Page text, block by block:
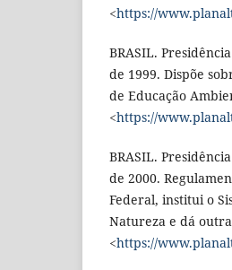
<https://
BRASIL.
de 1999. Dispõe
de Educação
<https://
BRASIL.
de 2000.
Federal, institui o
Natureza e dá
<https://